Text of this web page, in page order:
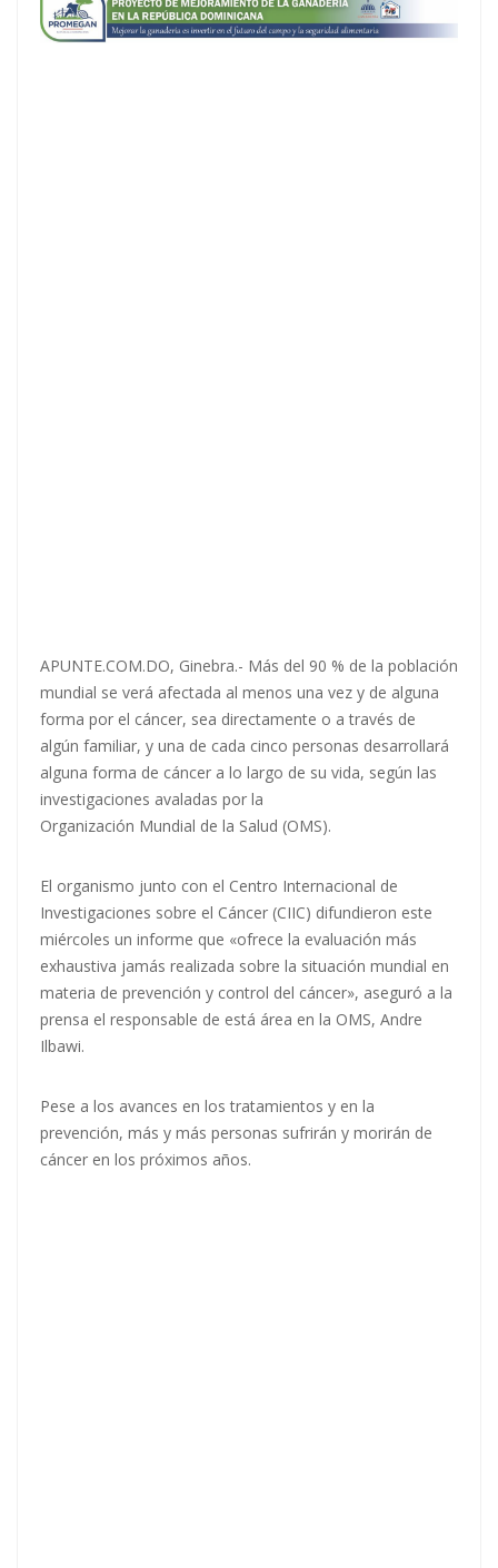
APUNTE.COM.DO, Ginebra.- Más del 90 % de la población
mundial se verá afectada al menos una vez y de alguna
forma por el cáncer, sea directamente o a través de
algún familiar, y una de cada cinco personas desarrollará
alguna forma de cáncer a lo largo de su vida, según las
investigaciones avaladas por la
Organización Mundial de la Salud (OMS).
El organismo junto con el Centro Internacional de
Investigaciones sobre el Cáncer (CIIC) difundieron este
miércoles un informe que «ofrece la evaluación más
exhaustiva jamás realizada sobre la situación mundial en
materia de prevención y control del cáncer», aseguró a la
prensa el responsable de está área en la OMS, Andre
Ilbawi.
Pese a los avances en los tratamientos y en la
prevención, más y más personas sufrirán y morirán de
cáncer en los próximos años.
Síguenos en Facebook